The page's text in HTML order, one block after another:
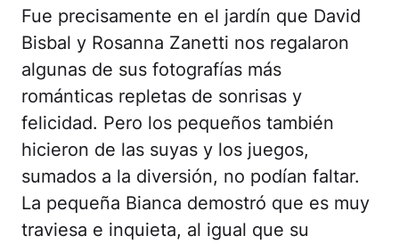
Fue precisamente en el jardín que David
Bisbal y Rosanna Zanetti nos regalaron
algunas de sus fotografías más
románticas repletas de sonrisas y
felicidad. Pero los pequeños también
hicieron de las suyas y los juegos,
sumados a la diversión, no podían faltar.
La pequeña Bianca demostró que es muy
traviesa e inquieta, al igual que su